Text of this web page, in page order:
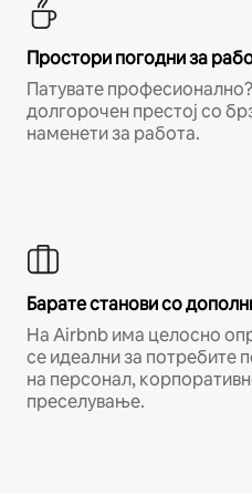
Простори погодни за
Патувате
долгорочен престој со
наменети за работа.
Барате станови со
На Airbnb има целосно
се идеални за потребите
на персонал,
преселување.